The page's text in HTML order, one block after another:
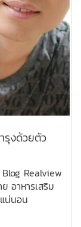
รุงด้วยตัว
Realview
อาหารเสริม
น่นอน